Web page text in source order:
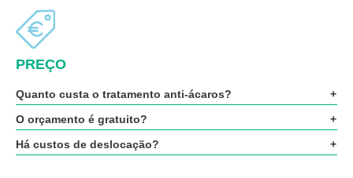
PREÇO
Quanto custa o tratamento anti-ácaros?
O orçamento é gratuito?
Há custos de deslocação?